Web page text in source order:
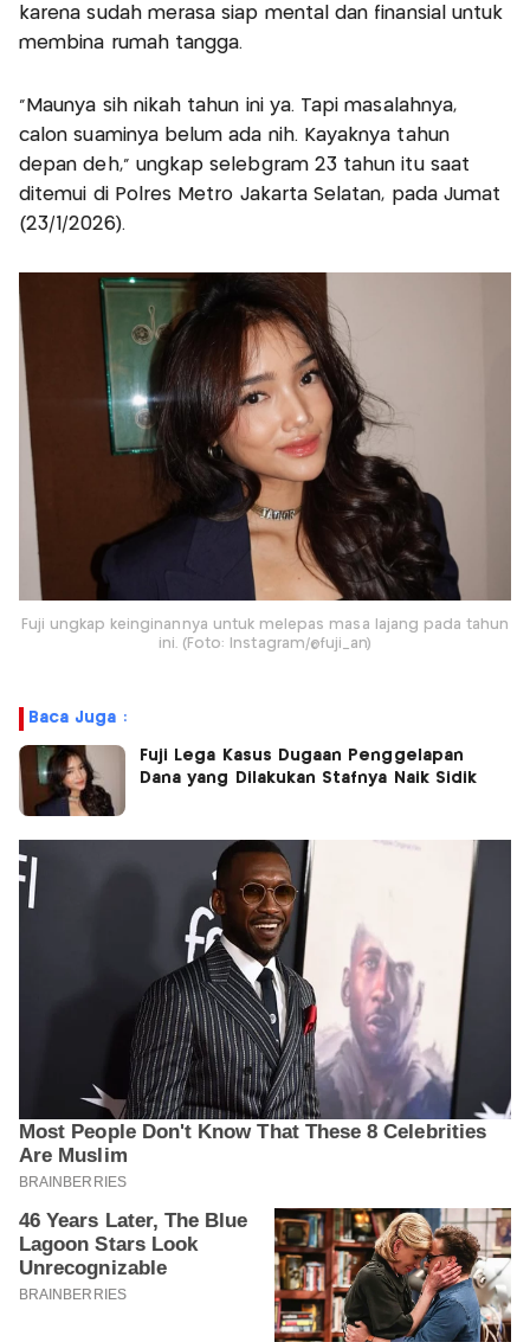
karena sudah merasa siap mental dan finansial untuk
membina rumah tangga.
“Maunya sih nikah tahun ini ya. Tapi masalahnya,
calon suaminya belum ada nih. Kayaknya tahun
depan deh,” ungkap selebgram 23 tahun itu saat
ditemui di Polres Metro Jakarta Selatan, pada Jumat
(23/1/2026).
Fuji ungkap keinginannya untuk melepas masa lajang pada tahun
ini. (Foto: Instagram/@fuji_an)
Baca Juga :
Fuji Lega Kasus Dugaan Penggelapan
Dana yang Dilakukan Stafnya Naik Sidik